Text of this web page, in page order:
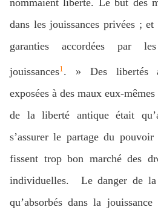
nommaient liberté. Le but des
dans les jouissances privées ;
garanties accordées par
jouissances1 . » Des libertés
exposées à des maux eux-
de la liberté antique était
s’assurer le partage du
fissent trop bon marché des
individuelles. Le danger de la
qu’absorbés dans la